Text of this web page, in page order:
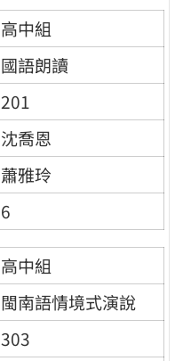
高中組
國語朗讀
201
沈喬恩
蕭雅玲
6
高中組
閩南語情境式演說
303